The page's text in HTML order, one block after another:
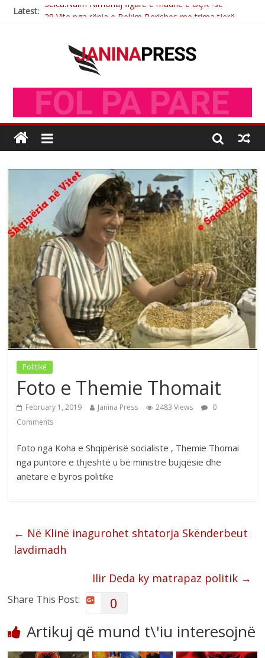
Latest: 28 Vite nga rënia e Bekim Berishes me trima tjerë
Nga poetja atdhetare Kumrie Shala -BOLL MO
Politikë
Foto e Themie Thomait
February 1, 2019 Janina Press 2483 Views
0
Comments
Foto nga Koha e Shqipërisë socialiste , Themie Thomai
nga puntore e thjeshtë u bë ministre bujqësie dhe
anëtare e byros politike
← Në Klinë inagurohet shtatorja Skënderbeut
lavdimadh
Ilir Deda ky matrapaz politik →
Share This Post: 0
Artikuj që mund t\'iu interesojnë